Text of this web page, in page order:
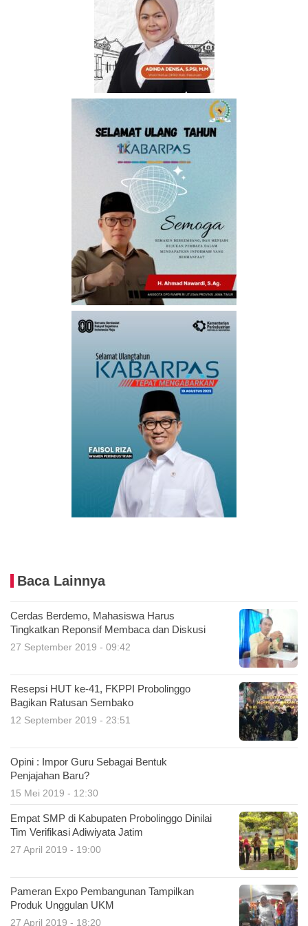
Baca Lainnya
Cerdas Berdemo, Mahasiswa Harus
Tingkatkan Reponsif Membaca dan Diskusi
27 September 2019 - 09:42
Resepsi HUT ke-41, FKPPI Probolinggo
Bagikan Ratusan Sembako
12 September 2019 - 23:51
Opini : Impor Guru Sebagai Bentuk
Penjajahan Baru?
15 Mei 2019 - 12:30
Empat SMP di Kabupaten Probolinggo Dinilai
Tim Verifikasi Adiwiyata Jatim
27 April 2019 - 19:00
Pameran Expo Pembangunan Tampilkan
Produk Unggulan UKM
27 April 2019 - 18:20